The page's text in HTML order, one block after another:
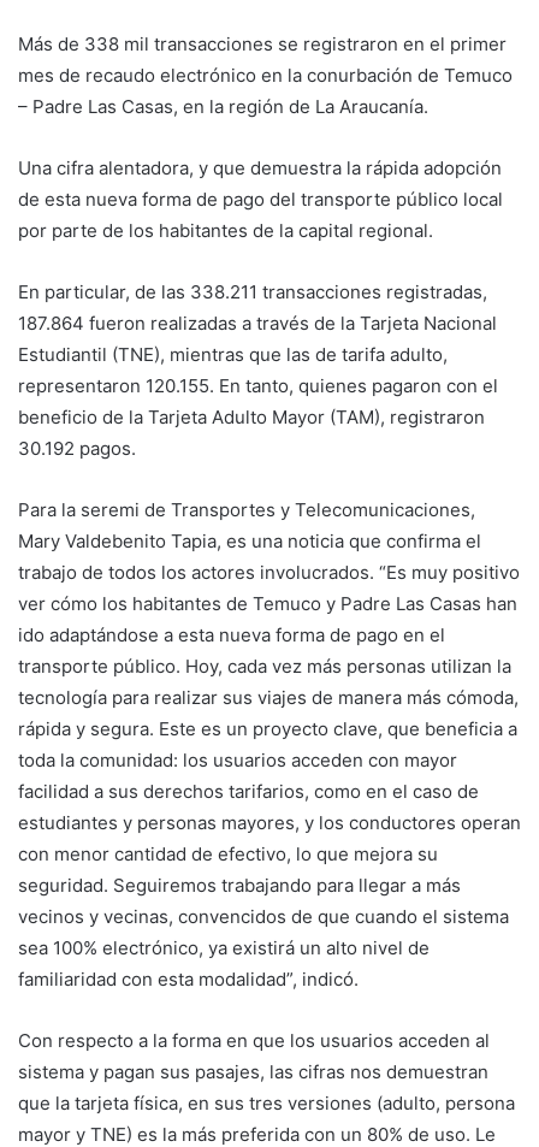
Más de 338 mil transacciones se registraron en el primer
mes de recaudo electrónico en la conurbación de Temuco
– Padre Las Casas, en la región de La Araucanía.
Una cifra alentadora, y que demuestra la rápida adopción
de esta nueva forma de pago del transporte público local
por parte de los habitantes de la capital regional.
En particular, de las 338.211 transacciones registradas,
187.864 fueron realizadas a través de la Tarjeta Nacional
Estudiantil (TNE), mientras que las de tarifa adulto,
representaron 120.155. En tanto, quienes pagaron con el
beneficio de la Tarjeta Adulto Mayor (TAM), registraron
30.192 pagos.
Para la seremi de Transportes y Telecomunicaciones,
Mary Valdebenito Tapia, es una noticia que confirma el
trabajo de todos los actores involucrados. “Es muy positivo
ver cómo los habitantes de Temuco y Padre Las Casas han
ido adaptándose a esta nueva forma de pago en el
transporte público. Hoy, cada vez más personas utilizan la
tecnología para realizar sus viajes de manera más cómoda,
rápida y segura. Este es un proyecto clave, que beneficia a
toda la comunidad: los usuarios acceden con mayor
facilidad a sus derechos tarifarios, como en el caso de
estudiantes y personas mayores, y los conductores operan
con menor cantidad de efectivo, lo que mejora su
seguridad. Seguiremos trabajando para llegar a más
vecinos y vecinas, convencidos de que cuando el sistema
sea 100% electrónico, ya existirá un alto nivel de
familiaridad con esta modalidad”, indicó.
Con respecto a la forma en que los usuarios acceden al
sistema y pagan sus pasajes, las cifras nos demuestran
que la tarjeta física, en sus tres versiones (adulto, persona
mayor y TNE) es la más preferida con un 80% de uso. Le